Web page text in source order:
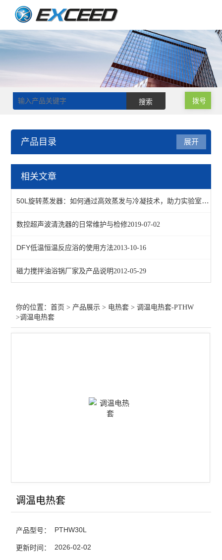
拨号
产品目录
电热套
展开
相关文章
50L旋转蒸发器：如何通过高效蒸发与冷凝技术，助力实验室实现大规模溶剂回收与浓缩
数控超声波清洗器的日常维护与检修2019-07-02
DFY低温恒温反应浴的使用方法2013-10-16
磁力搅拌油浴锅厂家及产品说明2012-05-29
你的位置：首页 > 产品展示 > 电热套 >调温电热套-PTHW
>调温电热套
调温电热套
产品型号： PTHW30L
更新时间： 2026-02-02